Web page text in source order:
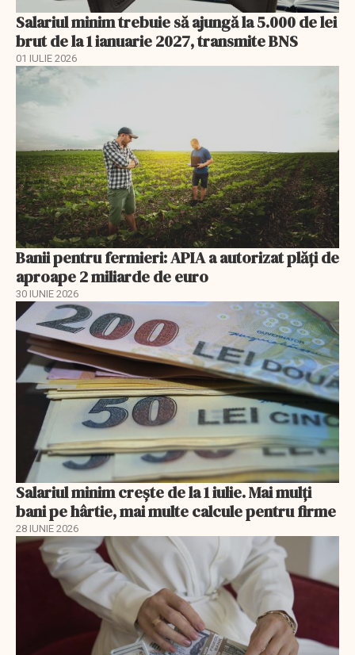
Salariul minim trebuie să ajungă la 5.000 de lei
brut de la 1 ianuarie 2027, transmite BNS
01 IULIE 2026
Banii pentru fermieri: APIA a autorizat plăți de
aproape 2 miliarde de euro
30 IUNIE 2026
Salariul minim crește de la 1 iulie. Mai mulți
bani pe hârtie, mai multe calcule pentru firme
28 IUNIE 2026